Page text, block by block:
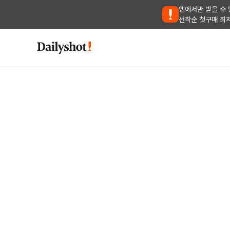
앱에서만 받을 수
선착순 첫구매 최